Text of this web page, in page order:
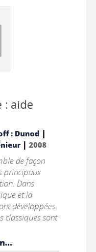
: aide
: Dunod |
| 2008
de façon
principaux
Dans
et la
développées
classiques sont